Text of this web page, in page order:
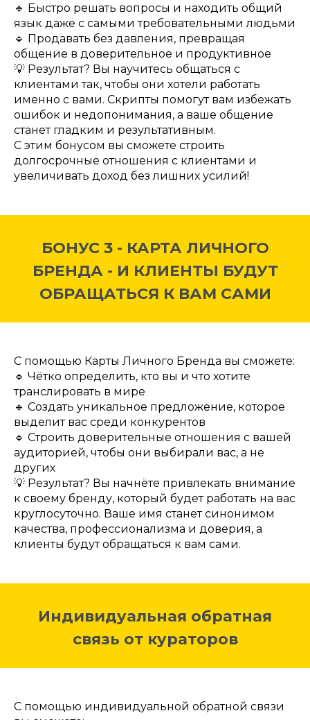
🔹 Быстро решать вопросы и находить общий
язык даже с самыми требовательными людьми
🔹 Продавать без давления, превращая
общение в доверительное и продуктивное
💡 Результат? Вы научитесь общаться с
клиентами так, чтобы они хотели работать
именно с вами. Скрипты помогут вам избежать
ошибок и недопонимания, а ваше общение
станет гладким и результативным.
С этим бонусом вы сможете строить
долгосрочные отношения с клиентами и
увеличивать доход без лишних усилий!
БОНУС 3 - КАРТА ЛИЧНОГО
БРЕНДА - И КЛИЕНТЫ БУДУТ
ОБРАЩАТЬСЯ К ВАМ САМИ
С помощью Карты Личного Бренда вы сможете:
🔹 Чётко определить, кто вы и что хотите
транслировать в мире
🔹 Создать уникальное предложение, которое
выделит вас среди конкурентов
🔹 Строить доверительные отношения с вашей
аудиторией, чтобы они выбирали вас, а не
других
💡 Результат? Вы начнёте привлекать внимание
к своему бренду, который будет работать на вас
круглосуточно. Ваше имя станет синонимом
качества, профессионализма и доверия, а
клиенты будут обращаться к вам сами.
Индивидуальная обратная
связь от кураторов
С помощью индивидуальной обратной связи